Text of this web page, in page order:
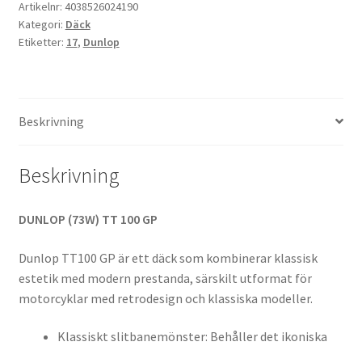
180/55
ZR
17
mängd
Artikelnr: 4038526024190
Kategori: Däck
Etiketter: 17, Dunlop
Beskrivning
Beskrivning
DUNLOP (73W) TT 100 GP
Dunlop TT100 GP är ett däck som kombinerar klassisk
estetik med modern prestanda, särskilt utformat för
motorcyklar med retrodesign och klassiska modeller.
Klassiskt slitbanemönster: Behåller det ikoniska